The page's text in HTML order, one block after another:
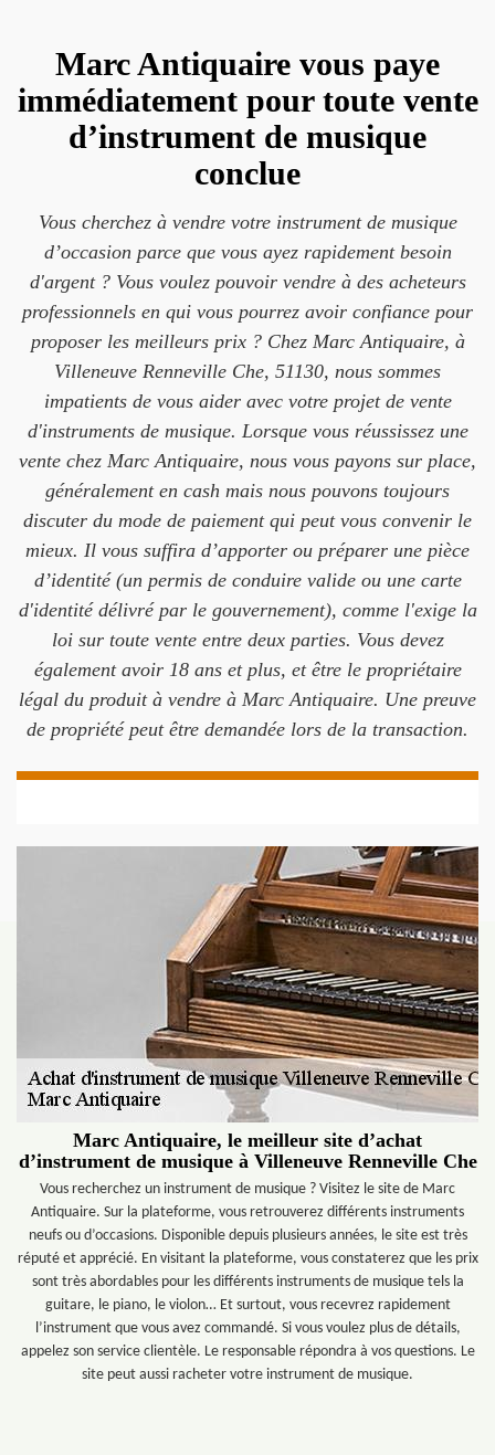
Marc Antiquaire vous paye
immédiatement pour toute vente
d’instrument de musique
conclue
Vous cherchez à vendre votre instrument de musique
d’occasion parce que vous ayez rapidement besoin
d'argent ? Vous voulez pouvoir vendre à des acheteurs
professionnels en qui vous pourrez avoir confiance pour
proposer les meilleurs prix ? Chez Marc Antiquaire, à
Villeneuve Renneville Che, 51130, nous sommes
impatients de vous aider avec votre projet de vente
d'instruments de musique. Lorsque vous réussissez une
vente chez Marc Antiquaire, nous vous payons sur place,
généralement en cash mais nous pouvons toujours
discuter du mode de paiement qui peut vous convenir le
mieux. Il vous suffira d’apporter ou préparer une pièce
d’identité (un permis de conduire valide ou une carte
d'identité délivré par le gouvernement), comme l'exige la
loi sur toute vente entre deux parties. Vous devez
également avoir 18 ans et plus, et être le propriétaire
légal du produit à vendre à Marc Antiquaire. Une preuve
de propriété peut être demandée lors de la transaction.
Marc Antiquaire, le meilleur site d’achat
d’instrument de musique à Villeneuve Renneville Che
Vous recherchez un instrument de musique ? Visitez le site de Marc
Antiquaire. Sur la plateforme, vous retrouverez différents instruments
neufs ou d’occasions. Disponible depuis plusieurs années, le site est très
réputé et apprécié. En visitant la plateforme, vous constaterez que les prix
sont très abordables pour les différents instruments de musique tels la
guitare, le piano, le violon… Et surtout, vous recevrez rapidement
l’instrument que vous avez commandé. Si vous voulez plus de détails,
appelez son service clientèle. Le responsable répondra à vos questions. Le
site peut aussi racheter votre instrument de musique.